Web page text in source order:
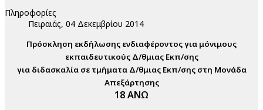
Πληροφορίες
Πειραιάς, 04 Δεκεμβρίου 2014
Πρόσκληση εκδήλωσης ενδιαφέροντος για μόνιμους
εκπαιδευτικούς Δ/θμιας Εκπ/σης
για διδασκαλία σε τμήματα Δ/θμιας Εκπ/σης στη Μονάδα
Απεξάρτησης
18 ΑΝΩ